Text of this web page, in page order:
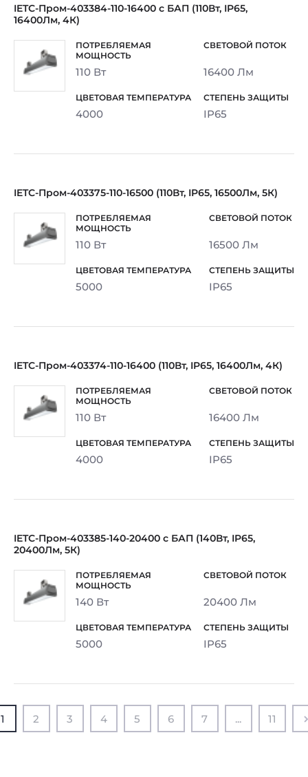
IETC-Пром-403384-110-16400 с БАП (110Вт, IP65,
16400Лм, 4К)
110 Вт 16400 Лм
4000 IP65
IETC-Пром-403375-110-16500 (110Вт, IP65, 16500Лм, 5К)
110 Вт 16500 Лм
5000 IP65
IETC-Пром-403374-110-16400 (110Вт, IP65, 16400Лм, 4К)
110 Вт 16400 Лм
4000 IP65
IETC-Пром-403385-140-20400 с БАП (140Вт, IP65,
20400Лм, 5К)
140 Вт 20400 Лм
5000 IP65
1 2 3 4 5 6 7 ... 11